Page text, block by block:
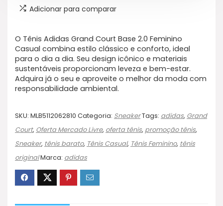
Adicionar para comparar
O Tênis Adidas Grand Court Base 2.0 Feminino
Casual combina estilo clássico e conforto, ideal
para o dia a dia. Seu design icônico e materiais
sustentáveis proporcionam leveza e bem-estar.
Adquira já o seu e aproveite o melhor da moda com
responsabilidade ambiental.
SKU: MLB5112062810 Categoria: SneakerTags: adidas, Grand
Court, Oferta Mercado Livre, oferta tênis, promoção tênis,
Sneaker, tênis barato, Tênis Casual, Tênis Feminino, tênis
originalMarca: adidas